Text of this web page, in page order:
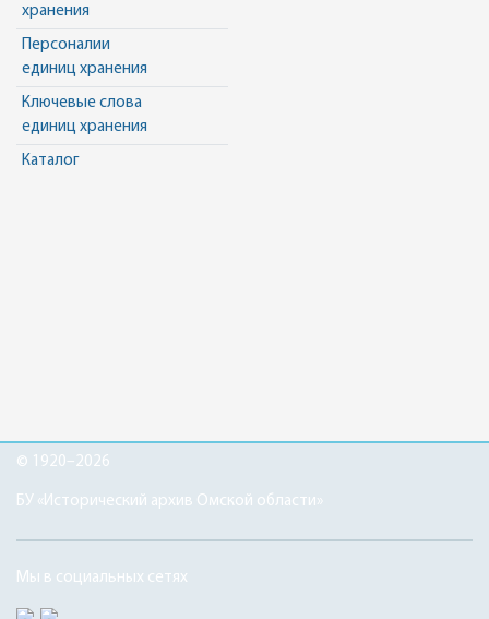
хранения
Персоналии
единиц хранения
Ключевые слова
единиц хранения
Каталог
© 1920–2026
БУ «Исторический архив Омской области»
Мы в социальных сетях